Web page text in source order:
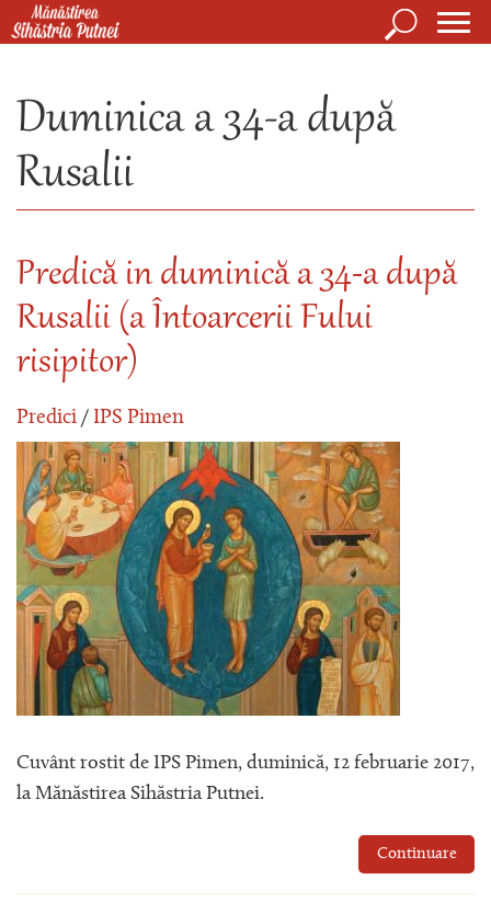
Mergi la conţinutul principal
Căutare
Duminica a 34-a după
Rusalii
Predică in duminică a 34-a după
Rusalii (a Întoarcerii Fului
risipitor)
Predici / IPS Pimen
Cuvânt rostit de IPS Pimen, duminică, 12 februarie 2017,
la Mănăstirea Sihăstria Putnei.
Continuare